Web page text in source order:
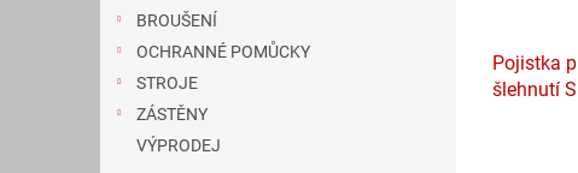
BROUŠENÍ
OCHRANNÉ POMŮCKY
STROJE
ZÁSTĚNY
VÝPRODEJ
Pojistka
šlehnutí